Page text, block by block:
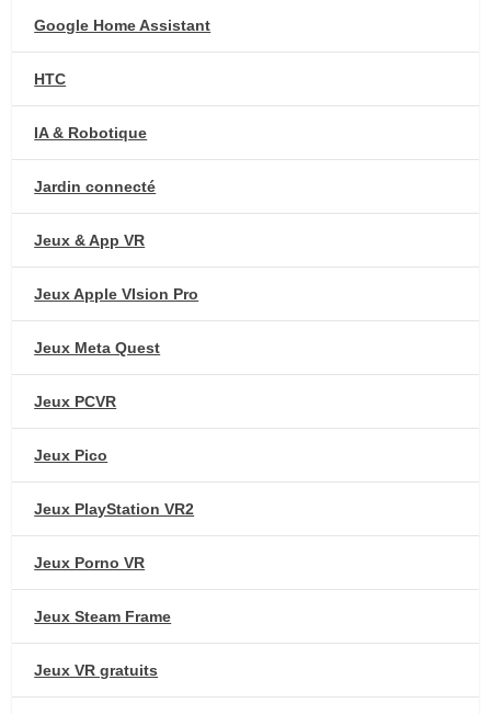
Google Home Assistant
HTC
IA & Robotique
Jardin connecté
Jeux & App VR
Jeux Apple VIsion Pro
Jeux Meta Quest
Jeux PCVR
Jeux Pico
Jeux PlayStation VR2
Jeux Porno VR
Jeux Steam Frame
Jeux VR gratuits